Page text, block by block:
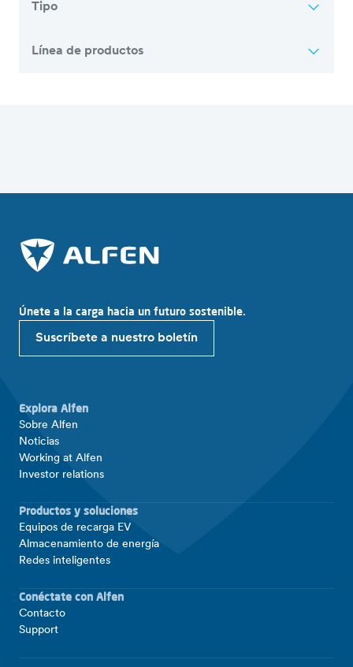
Tipo
Línea de productos
Únete a la carga hacia un futuro sostenible.
Suscríbete a nuestro boletín
Explora Alfen
Sobre Alfen
Noticias
Working at Alfen
Investor relations
Productos y soluciones
Equipos de recarga EV
Almacenamiento de energía
Redes inteligentes
Conéctate con Alfen
Contacto
Support